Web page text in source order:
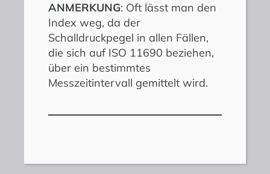
ANMERKUNG: Oft lässt man den
Index weg, da der
Schalldruckpegel in allen Fällen,
die sich auf ISO 11690 beziehen,
über ein bestimmtes
Messzeitintervall gemittelt wird.